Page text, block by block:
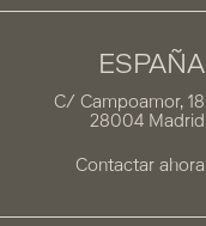
ESPAÑA
C/ Campoamor, 18
28004 Madrid
Contactar ahora